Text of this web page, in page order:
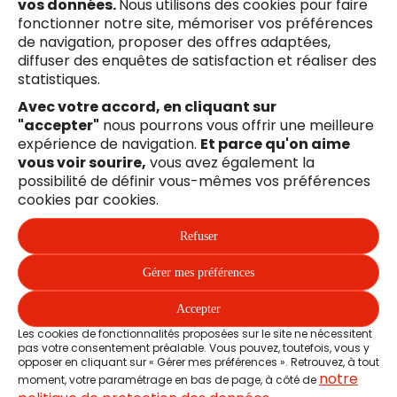
vos données.Nous utilisons des cookies pour faire
fonctionner notre site, mémoriser vos préférences
de navigation, proposer des offres adaptées,
diffuser des enquêtes de satisfaction et réaliser des
statistiques.
Avec votre accord, en cliquant sur
"accepter" nous pourrons vous offrir une meilleure
expérience de navigation. Et parce qu'on aime
vous voir sourire, vous avez également la
possibilité de définir vous-mêmes vos préférences
cookies par cookies.
Refuser
Gérer mes préférences
Accepter
Les cookies de fonctionnalités proposées sur le site ne nécessitent
pas votre consentement préalable. Vous pouvez, toutefois, vous y
opposer en cliquant sur « Gérer mes préférences ». Retrouvez, à tout
moment, votre paramétrage en bas de page, à côté de notre
Liens en bas de page
Mentions légales
Plan du site
Accessibilité : partiellement conforme 89,47 %
Cookies
Suivez-nous !
FacebookYoutube